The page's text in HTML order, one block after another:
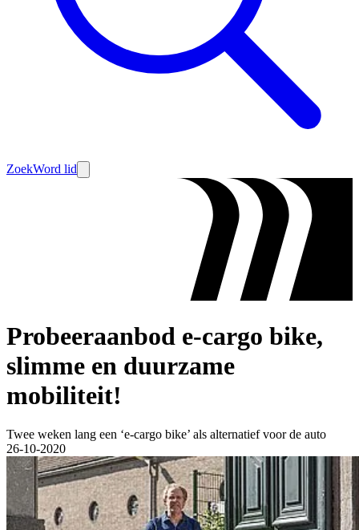
ZoekWord lid
Probeeraanbod e-cargo bike,
slimme en duurzame
mobiliteit!
Twee weken lang een ‘e-cargo bike’ als alternatief voor de auto
26-10-2020